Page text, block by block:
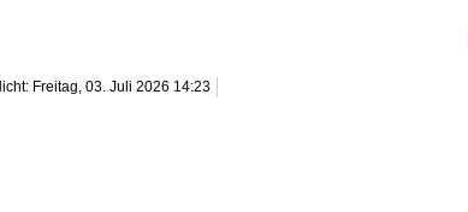
Freitag, 03. Juli 2026 14:23